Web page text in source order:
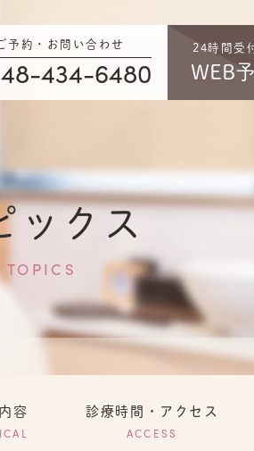
予約・お問い合わせ
434-6480
24時間受
WEB
ックス
TOPICS
容 診療時間・アクセス
ACCESS